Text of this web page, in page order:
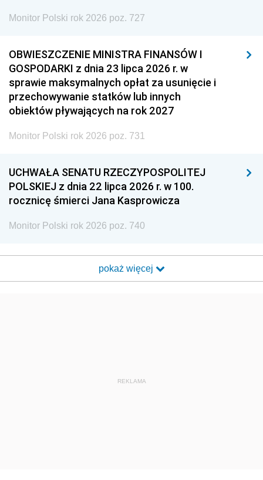
Monitor Polski rok 2026 poz. 727
OBWIESZCZENIE MINISTRA FINANSÓW I
GOSPODARKI z dnia 23 lipca 2026 r. w
sprawie maksymalnych opłat za usunięcie i
przechowywanie statków lub innych
obiektów pływających na rok 2027
Monitor Polski rok 2026 poz. 731
UCHWAŁA SENATU RZECZYPOSPOLITEJ
POLSKIEJ z dnia 22 lipca 2026 r. w 100.
rocznicę śmierci Jana Kasprowicza
Monitor Polski rok 2026 poz. 740
pokaż więcej
REKLAMA